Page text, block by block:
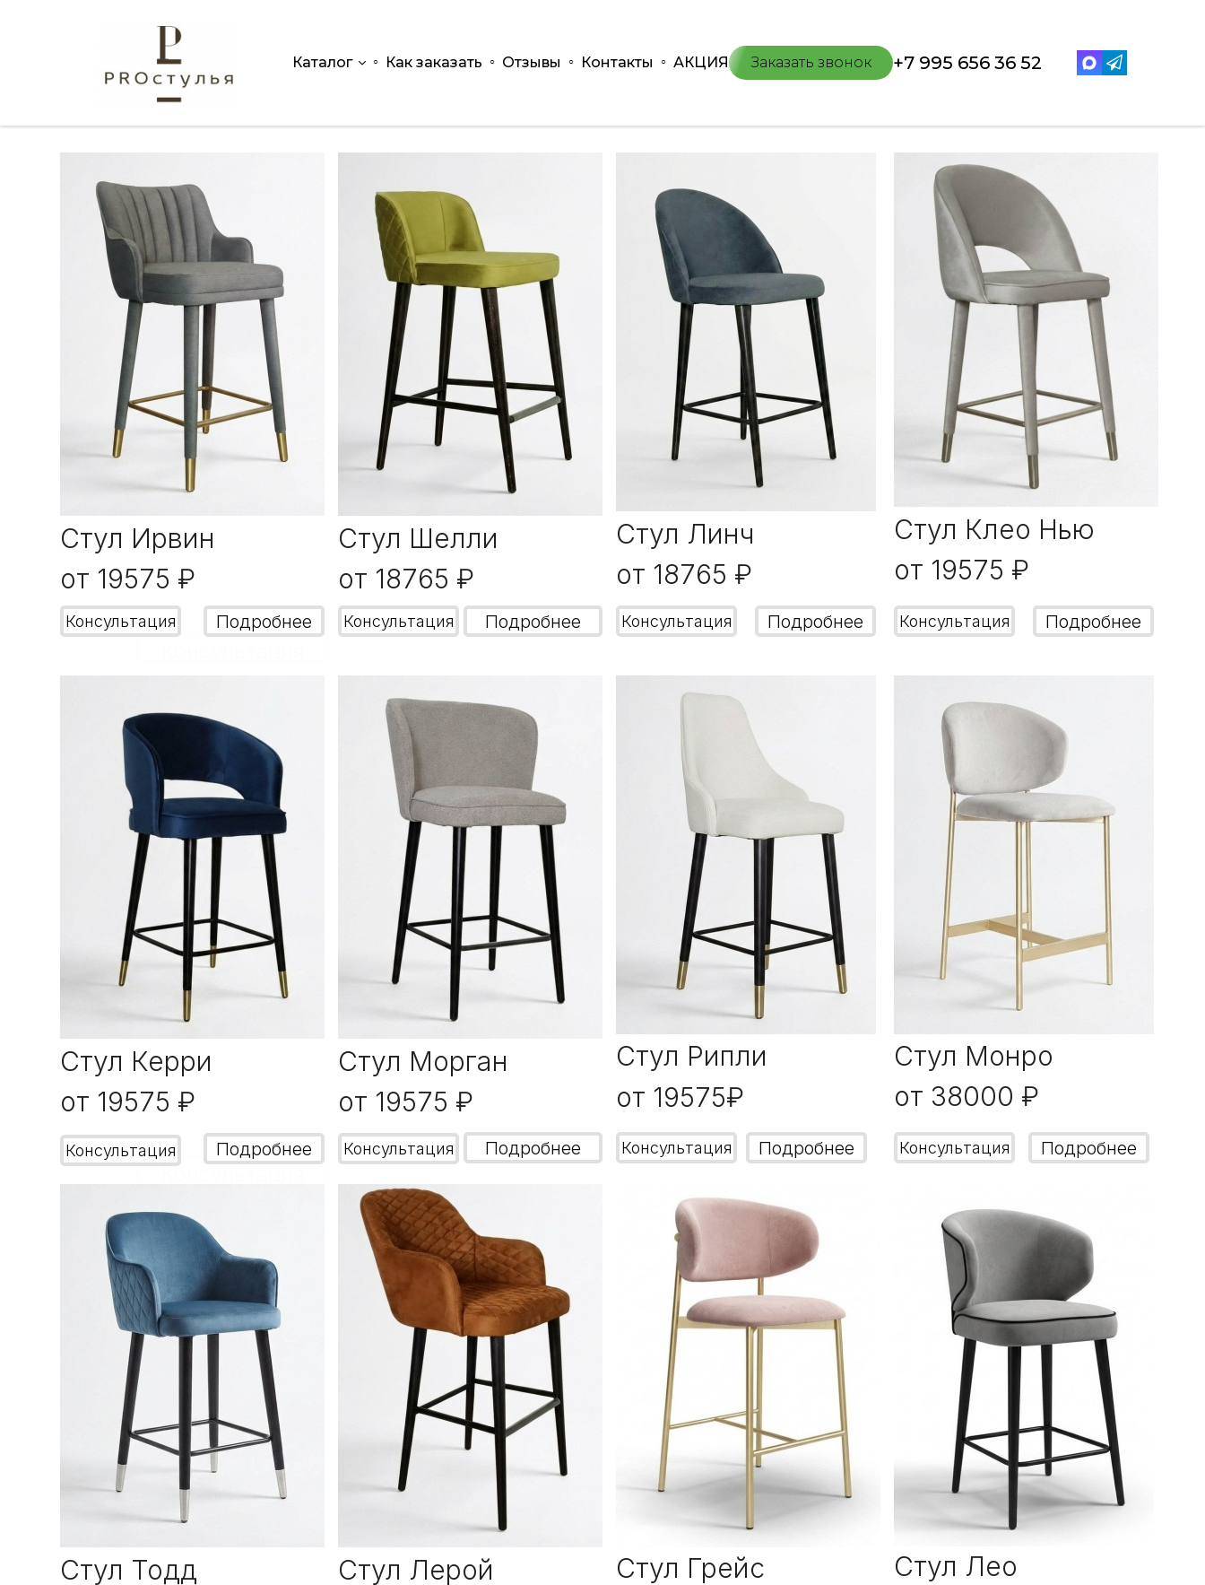
+7 995 656 36 52
Заказать звонок
Каталог Как заказать Отзывы Контакты АКЦИЯ
Стул Ирвин
от 19575 ₽
Стул Шелли
от 18765 ₽
Стул Линч
от 18765 ₽
Консультация Подробнее Консультация Подробнее Консультация Подробнее Консультация Подробнее
Стул Клео Нью
от 19575 ₽
Стул Керри
от 19575 ₽
Консультация
Стул Морган
от 19575 ₽
Стул Рипли
от 19575₽
Консультация Подробнее Консультация Подробнее Консультация Подробнее Консультация Подробнее
Стул Монро
от 38000 ₽
Стул Тодд
Стул Лерой
Стул Грейс
Стул Лео